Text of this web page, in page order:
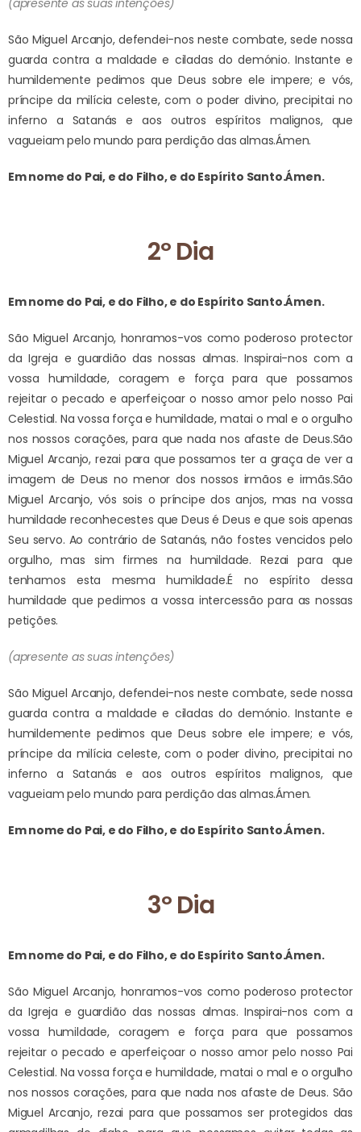
(apresente as suas intenções)
São Miguel Arcanjo, defendei-nos neste combate, sede nossa
guarda contra a maldade e ciladas do demónio. Instante e
humildemente pedimos que Deus sobre ele impere; e vós,
príncipe da milícia celeste, com o poder divino, precipitai no
inferno a Satanás e aos outros espíritos malignos, que
vagueiam pelo mundo para perdição das almas.Ámen.
Em nome do Pai, e do Filho, e do Espírito Santo.Ámen.
2º Dia
Em nome do Pai, e do Filho, e do Espírito Santo.Ámen.
São Miguel Arcanjo, honramos-vos como poderoso protector
da Igreja e guardião das nossas almas. Inspirai-nos com a
vossa humildade, coragem e força para que possamos
rejeitar o pecado e aperfeiçoar o nosso amor pelo nosso Pai
Celestial. Na vossa força e humildade, matai o mal e o orgulho
nos nossos corações, para que nada nos afaste de Deus.São
Miguel Arcanjo, rezai para que possamos ter a graça de ver a
imagem de Deus no menor dos nossos irmãos e irmãs.São
Miguel Arcanjo, vós sois o príncipe dos anjos, mas na vossa
humildade reconhecestes que Deus é Deus e que sois apenas
Seu servo. Ao contrário de Satanás, não fostes vencidos pelo
orgulho, mas sim firmes na humildade. Rezai para que
tenhamos esta mesma humildade.É no espírito dessa
humildade que pedimos a vossa intercessão para as nossas
petições.
(apresente as suas intenções)
São Miguel Arcanjo, defendei-nos neste combate, sede nossa
guarda contra a maldade e ciladas do demónio. Instante e
humildemente pedimos que Deus sobre ele impere; e vós,
príncipe da milícia celeste, com o poder divino, precipitai no
inferno a Satanás e aos outros espíritos malignos, que
vagueiam pelo mundo para perdição das almas.Ámen.
Em nome do Pai, e do Filho, e do Espírito Santo.Ámen.
3º Dia
Em nome do Pai, e do Filho, e do Espírito Santo.Ámen.
São Miguel Arcanjo, honramos-vos como poderoso protector
da Igreja e guardião das nossas almas. Inspirai-nos com a
vossa humildade, coragem e força para que possamos
rejeitar o pecado e aperfeiçoar o nosso amor pelo nosso Pai
Celestial. Na vossa força e humildade, matai o mal e o orgulho
nos nossos corações, para que nada nos afaste de Deus. São
Miguel Arcanjo, rezai para que possamos ser protegidos das